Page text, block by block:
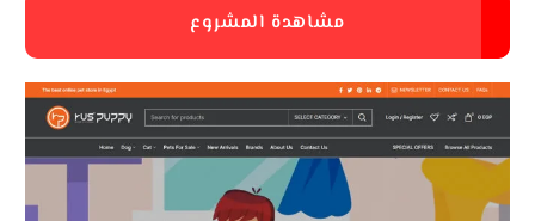
مشاهدة المشروع